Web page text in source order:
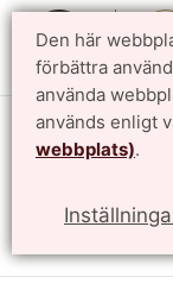
Den här
förbättra
använda
används enligt
webbplats).